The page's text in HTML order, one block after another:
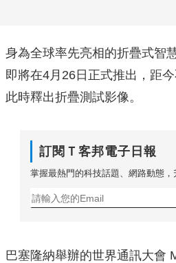
身為全球率先亮相的折疊式智
即將在4月26日正式推出，距
此時釋出折疊測試影像。
訂閱Ｔ客邦電子日報
掌握最熱門的科技話題、網路動態，
巴塞隆納舉辦的世界通訊大會